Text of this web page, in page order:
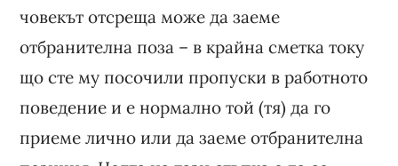
човекът отсреща може да заеме
отбранителна поза – в крайна сметка току
що сте му посочили пропуски в работното
поведение и е нормално той (тя) да го
приеме лично или да заеме отбранителна